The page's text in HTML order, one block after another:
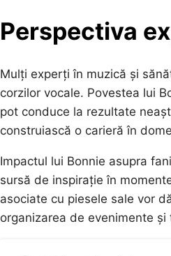
Perspectiva
Mulți experți în muzică și
corzilor vocale. Povestea lui
pot conduce la rezultate
construiască o carieră în
Impactul lui Bonnie asupra
sursă de inspirație în
asociate cu piesele sale vor
organizarea de evenimente